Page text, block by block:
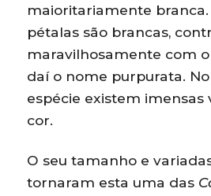
maioritariamente branca.
pétalas são brancas,
maravilhosamente com
daí o nome purpurata.
espécie existem imensas
cor.
O seu tamanho e
tornaram esta uma das